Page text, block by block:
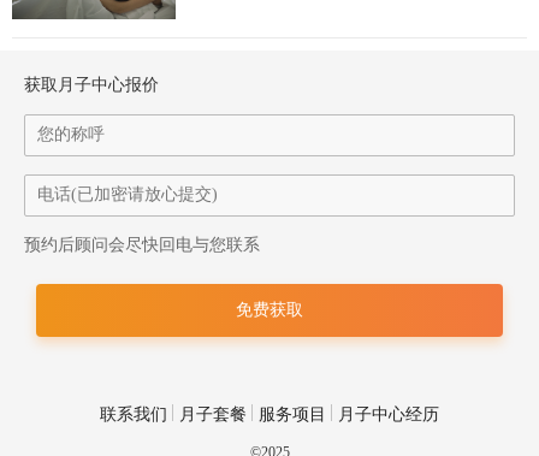
材料：红枣5颗，枸杞10克，桂圆5颗，糯米50克，红糖适量。
将红枣、枸杞和桂圆洗净，糯米浸泡30分钟。
在锅中加入适量水，放入糯米、红枣和桂圆，大火煮沸后转小火
煮20分钟。
加入枸杞，再煮10分钟，最后加入适量红糖即可。
获取月子中心报价
预约后顾问会尽快回电与您联系
联系我们 月子套餐 服务项目 月子中心经历
©2025